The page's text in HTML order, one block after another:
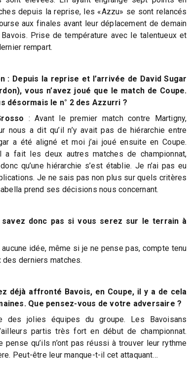
depuis la reprise, les «Azzu» se sont relancés
aux finales avant leur déplacement de demain
Prise de température avec le talentueux et
rempart.
: Depuis la reprise et l’arrivée de David Sugar
vous n’avez joué que le match de Coupe.
désormais le n° 2 des Azzurri ?
: Avant le premier match contre Martigny,
nous a dit qu’il n’y avait pas de hiérarchie entre
a été aligné et moi j’ai joué ensuite en Coupe.
a fait les deux autres matches de championnat,
donc qu’une hiérarchie s’est établie. Je n’ai pas eu
Je ne sais pas non plus sur quels critères
prend ses décisions nous concernant.
savez donc pas si vous serez sur le terrain à
aucune idée, même si je ne pense pas, compte tenu
des derniers matches.
déjà affronté Bavois, en Coupe, il y a de cela
Que pensez-vous de votre adversaire ?
des jolies équipes du groupe. Les Bavoisans
partis très fort en début de championnat.
pense qu’ils n’ont pas réussi à trouver leur rythme
Peut-être leur manque-t-il cet attaquant…